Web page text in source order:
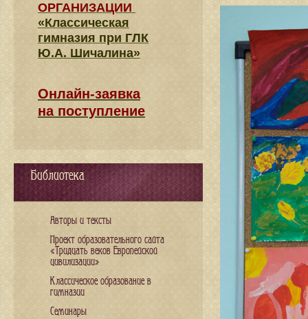
ОРГАНИЗАЦИИ
«Классическая
гимназия при ГЛК
Ю.А. Шичалина»
Онлайн-заявка
на поступление
Библиотека
Авторы и тексты
Проект образовательного сайта
«Тридцать веков Европейской
цивилизации»
Классическое образование в
гимназии
Семинары